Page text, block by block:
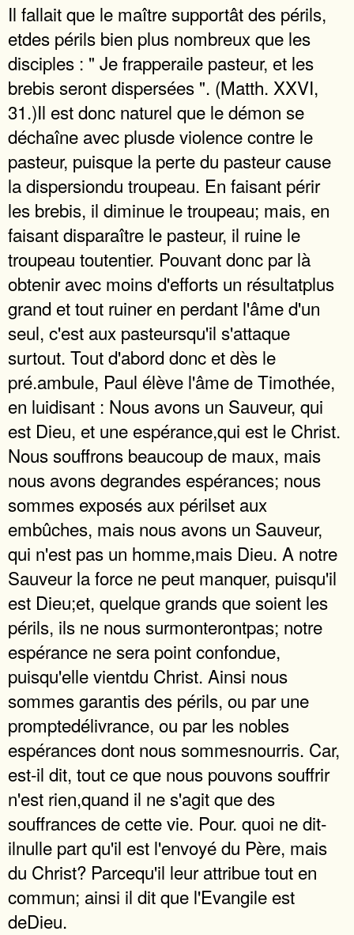
Il fallait que le maître supportât des périls,
etdes périls bien plus nombreux que les
disciples : " Je frapperaile pasteur, et les
brebis seront dispersées ". (Matth. XXVI,
31.)Il est donc naturel que le démon se
déchaîne avec plusde violence contre le
pasteur, puisque la perte du pasteur cause
la dispersiondu troupeau. En faisant périr
les brebis, il diminue le troupeau; mais, en
faisant disparaître le pasteur, il ruine le
troupeau toutentier. Pouvant donc par là
obtenir avec moins d'efforts un résultatplus
grand et tout ruiner en perdant l'âme d'un
seul, c'est aux pasteursqu'il s'attaque
surtout. Tout d'abord donc et dès le
pré.ambule, Paul élève l'âme de Timothée,
en luidisant : Nous avons un Sauveur, qui
est Dieu, et une espérance,qui est le Christ.
Nous souffrons beaucoup de maux, mais
nous avons degrandes espérances; nous
sommes exposés aux périlset aux
embûches, mais nous avons un Sauveur,
qui n'est pas un homme,mais Dieu. A notre
Sauveur la force ne peut manquer, puisqu'il
est Dieu;et, quelque grands que soient les
périls, ils ne nous surmonterontpas; notre
espérance ne sera point confondue,
puisqu'elle vientdu Christ. Ainsi nous
sommes garantis des périls, ou par une
promptedélivrance, ou par les nobles
espérances dont nous sommesnourris. Car,
est-il dit, tout ce que nous pouvons souffrir
n'est rien,quand il ne s'agit que des
souffrances de cette vie. Pour. quoi ne dit-
ilnulle part qu'il est l'envoyé du Père, mais
du Christ? Parcequ'il leur attribue tout en
commun; ainsi il dit que l'Evangile est
deDieu.